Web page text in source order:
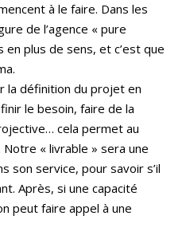
à le faire. Dans les
de l’agence « pure
en plus de sens, et c’est que
la définition du projet en
le besoin, faire de la
cela permet au
« livrable » sera une
son service, pour savoir s’il
Après, si une capacité
peut faire appel à une